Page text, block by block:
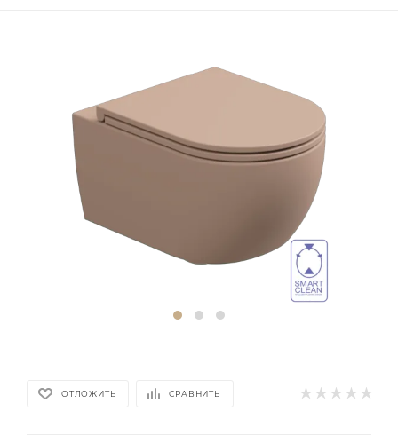
ОТЛОЖИТЬ СРАВНИТЬ